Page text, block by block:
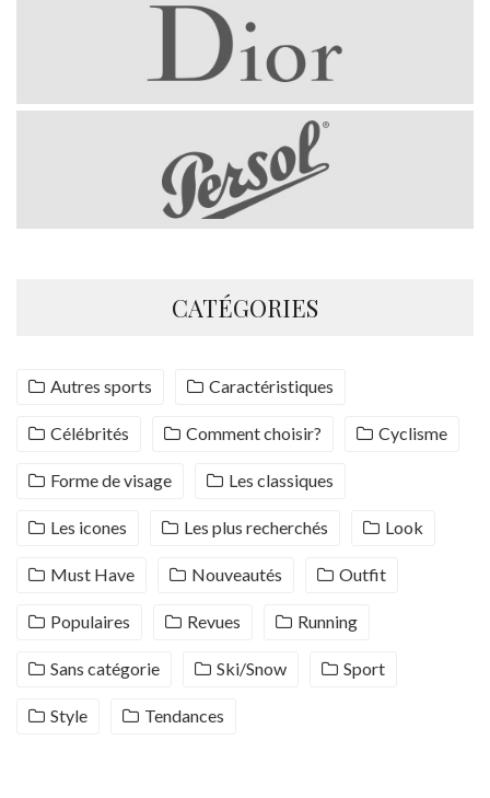
CATÉGORIES
Autres sports Caractéristiques
Célébrités Comment choisir? Cyclisme
Forme de visage Les classiques
Les icones Les plus recherchés Look
Must Have Nouveautés Outfit
Populaires Revues Running
Sans catégorie Ski/Snow Sport
Style Tendances